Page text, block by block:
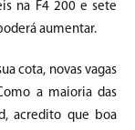
na F4 200 e sete
aumentar.
cota, novas vagas
a maioria das
acredito que boa